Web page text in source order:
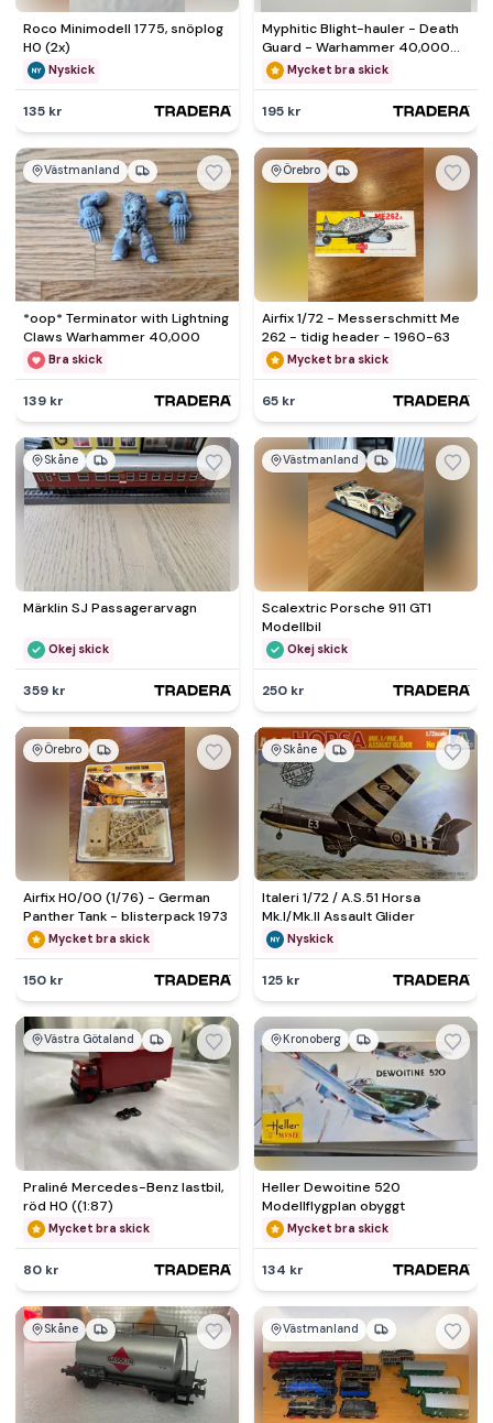
Roco Minimodell 1775, snöplog
H0 (2x)
Nyskick
135 kr
Myphitic Blight-hauler - Death
Guard - Warhammer 40,000
40kMycket bra skick
195 kr
Västmanland
*oop* Terminator with Lightning
Claws Warhammer 40,000
Bra skick
139 kr
Örebro
Airfix 1/72 - Messerschmitt Me
262 - tidig header - 1960-63
Mycket bra skick
65 kr
Skåne
Märklin SJ Passagerarvagn
Okej skick
359 kr
Västmanland
Scalextric Porsche 911 GT1
Modellbil
Okej skick
250 kr
Örebro
Airfix H0/00 (1/76) - German
Panther Tank - blisterpack 1973
Mycket bra skick
150 kr
Skåne
Italeri 1/72 / A.S.51 Horsa
Mk.I/Mk.II Assault Glider
Nyskick
125 kr
Västra Götaland
Praliné Mercedes-Benz lastbil,
röd H0 ((1:87)
Mycket bra skick
80 kr
Kronoberg
Heller Dewoitine 520
Modellflygplan obyggt
Mycket bra skick
134 kr
Skåne Västmanland